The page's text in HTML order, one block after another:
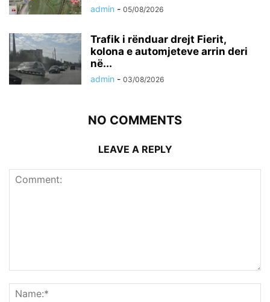
admin - 05/08/2026
Trafik i rënduar drejt Fierit,
kolona e automjeteve arrin deri
në...
admin - 03/08/2026
NO COMMENTS
LEAVE A REPLY